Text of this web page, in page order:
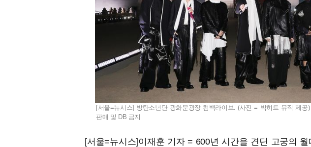
[서울=뉴시스] 방탄소년단 광화문광장 컴백라이브. (사진 = 빅히트 뮤직 제공)
판매 및 DB 금지
[서울=뉴시스]이재훈 기자 = 600년 시간을 견딘 고궁의